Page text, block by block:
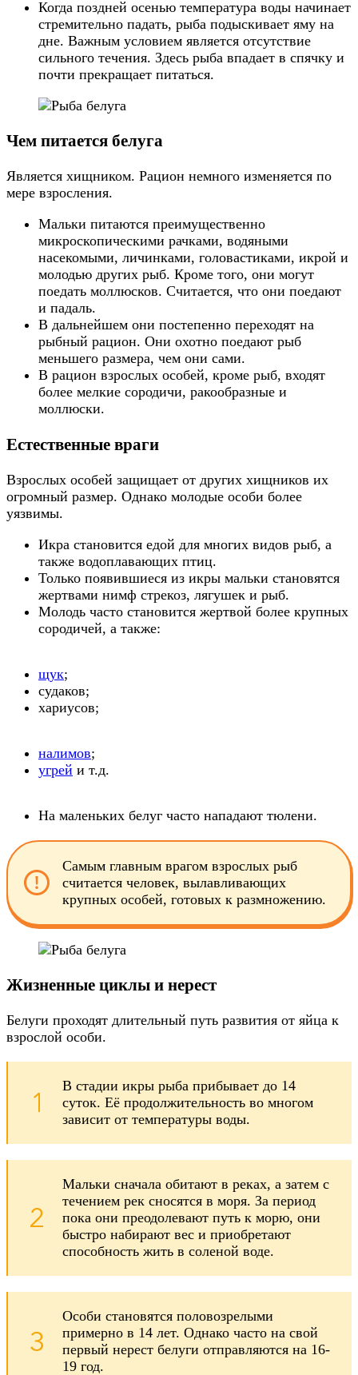
Когда поздней осенью температура воды начинает
стремительно падать, рыба подыскивает яму на
дне. Важным условием является отсутствие
сильного течения. Здесь рыба впадает в спячку и
почти прекращает питаться.
Чем питается белуга
Является хищником. Рацион немного изменяется по
мере взросления.
Мальки питаются преимущественно
микроскопическими рачками, водяными
насекомыми, личинками, головастиками, икрой и
молодью других рыб. Кроме того, они могут
поедать моллюсков. Считается, что они поедают
и падаль.
В дальнейшем они постепенно переходят на
рыбный рацион. Они охотно поедают рыб
меньшего размера, чем они сами.
В рацион взрослых особей, кроме рыб, входят
более мелкие сородичи, ракообразные и
моллюски.
Естественные враги
Взрослых особей защищает от других хищников их
огромный размер. Однако молодые особи более
уязвимы.
Икра становится едой для многих видов рыб, а
также водоплавающих птиц.
Только появившиеся из икры мальки становятся
жертвами нимф стрекоз, лягушек и рыб.
Молодь часто становится жертвой более крупных
сородичей, а также:
щук;
судаков;
хариусов;
налимов;
угрей и т.д.
На маленьких белуг часто нападают тюлени.
Самым главным врагом взрослых рыб
считается человек, вылавливающих
крупных особей, готовых к размножению.
Жизненные циклы и нерест
Белуги проходят длительный путь развития от яйца к
взрослой особи.
В стадии икры рыба прибывает до 14
суток. Её продолжительность во многом
зависит от температуры воды.
Мальки сначала обитают в реках, а затем с
течением рек сносятся в моря. За период
пока они преодолевают путь к морю, они
быстро набирают вес и приобретают
способность жить в соленой воде.
Особи становятся половозрелыми
примерно в 14 лет. Однако часто на свой
первый нерест белуги отправляются на 16-
19 год.